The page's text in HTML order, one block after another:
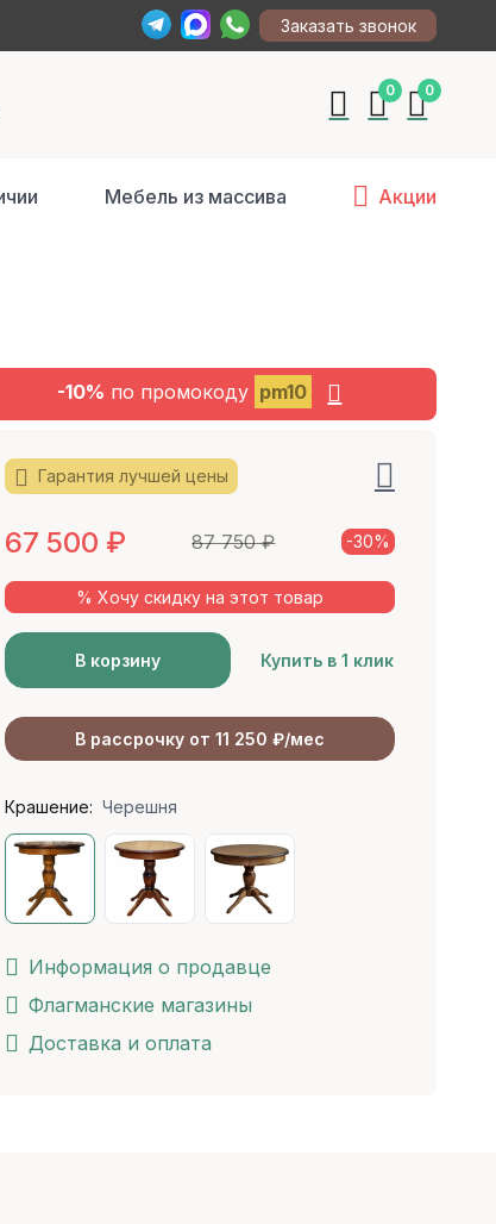
Заказать звонок
0 0
Мебель из массива Акции
-10% по промокоду pm10
Гарантия лучшей цены
67 500 ₽ 87 750₽ -30%
% Хочу скидку на этот товар
В корзину Купить в 1 клик
В рассрочку от 11 250 ₽/мес
Крашение: Черешня
Информация о продавце
Флагманские магазины
Доставка и оплата